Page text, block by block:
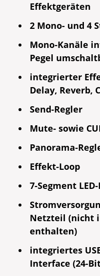
Effektgeräten
2 Mono- und 4
Mono-Kanäle
Pegel
integrierter
Delay, Reverb,
Send-Regler
Mute- sowie
Panorama-
Effekt-Loop
7-Segment
Netzteil (nicht
enthalten)
integriertes
Interface (24-